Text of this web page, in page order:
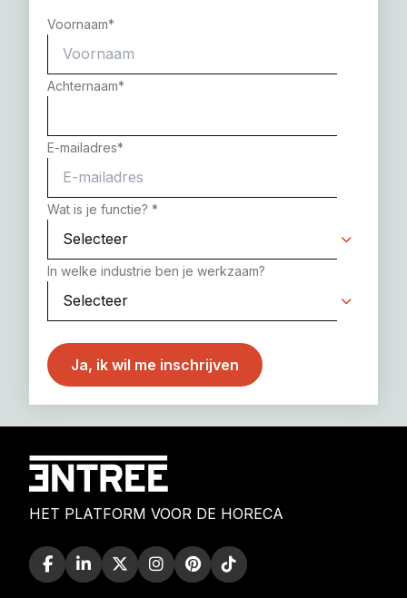
Voornaam*
Achternaam*
E-mailadres*
Wat is je functie? *
In welke industrie ben je werkzaam?
HET PLATFORM VOOR DE HORECA